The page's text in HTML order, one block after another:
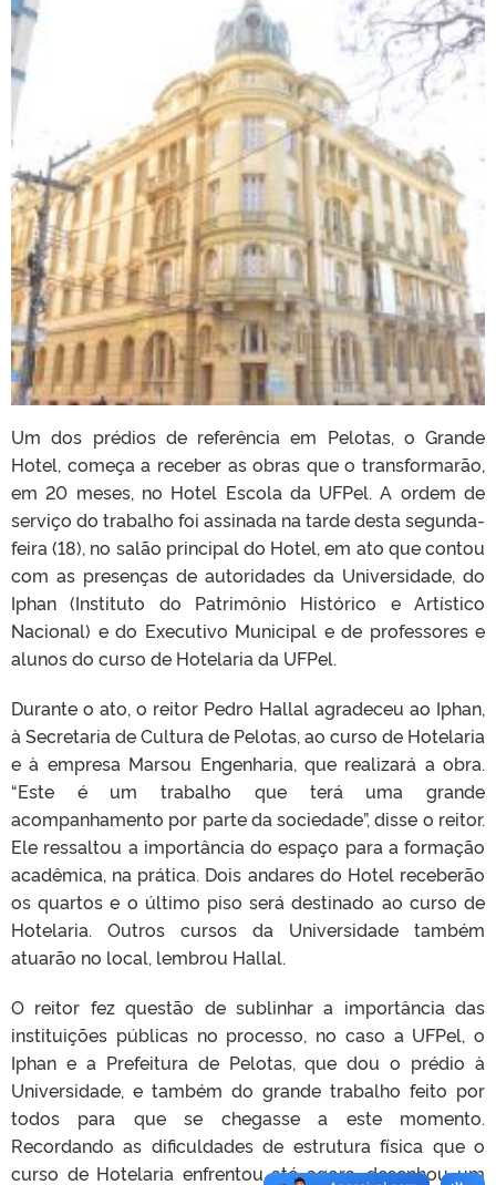
Um dos prédios de referência em Pelotas, o Grande
Hotel, começa a receber as obras que o transformarão,
em 20 meses, no Hotel Escola da UFPel. A ordem de
serviço do trabalho foi assinada na tarde desta segunda-
feira (18), no salão principal do Hotel, em ato que contou
com as presenças de autoridades da Universidade, do
Iphan (Instituto do Patrimônio Histórico e Artístico
Nacional) e do Executivo Municipal e de professores e
alunos do curso de Hotelaria da UFPel.
Durante o ato, o reitor Pedro Hallal agradeceu ao Iphan,
à Secretaria de Cultura de Pelotas, ao curso de Hotelaria
e à empresa Marsou Engenharia, que realizará a obra.
“Este é um trabalho que terá uma grande
acompanhamento por parte da sociedade”, disse o reitor.
Ele ressaltou a importância do espaço para a formação
acadêmica, na prática. Dois andares do Hotel receberão
os quartos e o último piso será destinado ao curso de
Hotelaria. Outros cursos da Universidade também
atuarão no local, lembrou Hallal.
O reitor fez questão de sublinhar a importância das
instituições públicas no processo, no caso a UFPel, o
Iphan e a Prefeitura de Pelotas, que dou o prédio à
Universidade, e também do grande trabalho feito por
todos para que se chegasse a este momento.
Recordando as dificuldades de estrutura física que o
curso de Hotelaria enfrentou até agora, desenhou um